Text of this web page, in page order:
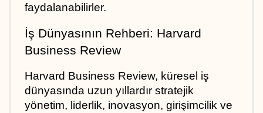
faydalanabilirler.
İş Dünyasının Rehberi: Harvard
Business Review
Harvard Business Review, küresel iş
dünyasında uzun yıllardır stratejik
yönetim, liderlik, inovasyon, girişimcilik ve